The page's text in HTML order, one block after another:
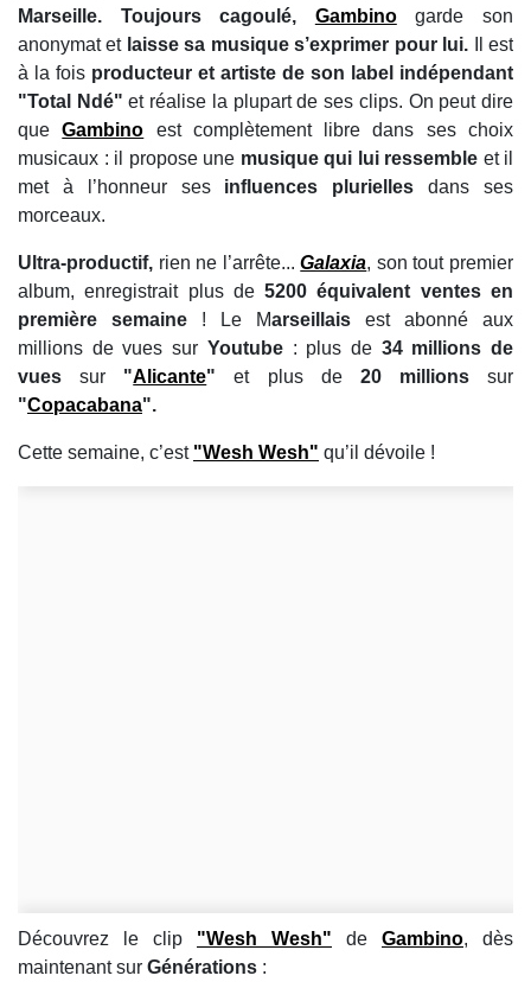
Marseille. Toujours cagoulé, Gambinogarde son
anonymat etlaisse sa musique s’exprimer pour lui.
Il est
à la fois producteur et artiste de son label indépendant
"Total Ndé"et réalise la plupart de ses clips. On peut dire
queGambino est complètement libre dans ses choix
musicaux : il propose une musique qui lui ressemble et il
met à l’honneur ses influences plurielles dans ses
morceaux.
Ultra-productif, rien ne l’arrête...Galaxia, son tout premier
album, enregistrait plus de5200 équivalent ventes en
première semaine ! Le Marseillais est abonné aux
millions de vues sur Youtube: plus de 34 millions de
vues sur "Alicante"et plus de 20 millionssur
"Copacabana".
Cette semaine, c’est "Wesh Wesh" qu’il dévoile !
Découvrez le clip "Wesh Wesh" de Gambino, dès
maintenant sur Générations :